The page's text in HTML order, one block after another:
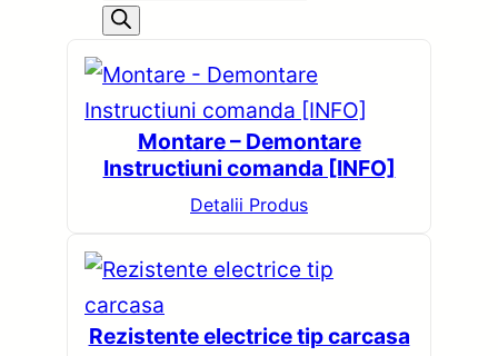
o
d
u
c
s
e
a
Montare – Demontare
Instructiuni comanda [INFO]
Detalii Produs
Rezistente electrice tip carcasa